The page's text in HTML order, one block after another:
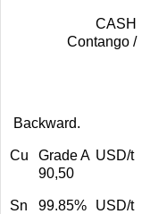
CASH
Contango /
Backward.
Cu Grade A USD/t
90,50
Sn 99.85% USD/t